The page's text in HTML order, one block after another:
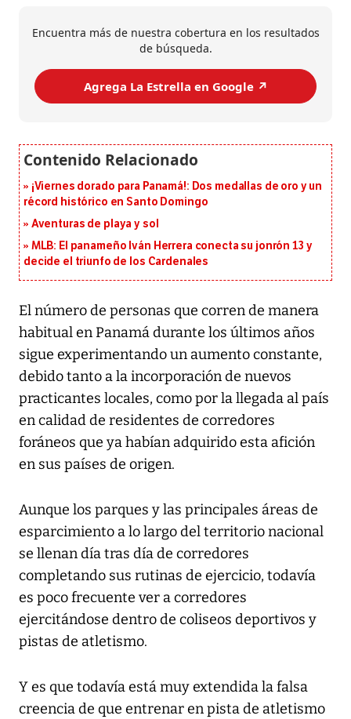
Encuentra más de nuestra cobertura en los resultados
de búsqueda.
Agrega La Estrella en Google ↗️
¡Viernes dorado para Panamá!: Dos medallas de oro y un
récord histórico en Santo Domingo
Aventuras de playa y sol
MLB: El panameño Iván Herrera conecta su jonrón 13 y
decide el triunfo de los Cardenales
El número de personas que corren de manera
habitual en Panamá durante los últimos años
sigue experimentando un aumento constante,
debido tanto a la incorporación de nuevos
practicantes locales, como por la llegada al país
en calidad de residentes de corredores
foráneos que ya habían adquirido esta afición
en sus países de origen.
Aunque los parques y las principales áreas de
esparcimiento a lo largo del territorio nacional
se llenan día tras día de corredores
completando sus rutinas de ejercicio, todavía
es poco frecuente ver a corredores
ejercitándose dentro de coliseos deportivos y
pistas de atletismo.
Y es que todavía está muy extendida la falsa
creencia de que entrenar en pista de atletismo